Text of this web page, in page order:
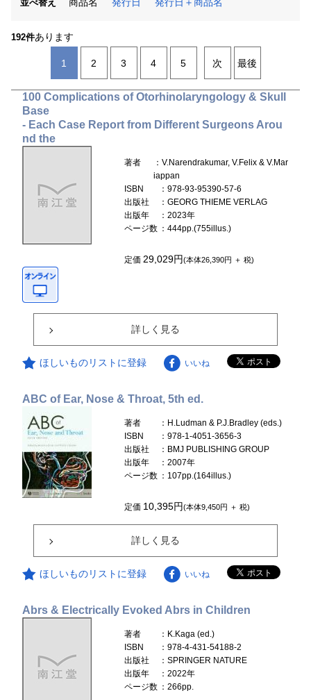
並べ替え
192件あります
1 2 3 4 5 次 最後
100 Complications of Otorhinolaryngology & Skull
Base
- Each Case Report from Different Surgeons Arou
nd the
著者
：V.Narendrakumar, V.Felix & V.Mar
iappan
ISBN
：978-93-95390-57-6
出版社
：GEORG THIEME VERLAG
出版年
：2023年
ページ数 ：444pp.(755illus.)
定価29,029円(本体26,390円 ＋ 税)
詳しく見る
ほしいものリストに登録 いいね
ABC of Ear, Nose & Throat, 5th ed.
著者
：H.Ludman & P.J.Bradley (eds.)
ISBN
：978-1-4051-3656-3
出版社
：BMJ PUBLISHING GROUP
出版年
：2007年
ページ数 ：107pp.(164illus.)
定価 10,395円(本体9,450円 ＋ 税)
詳しく見る
ほしいものリストに登録 いいね
Abrs & Electrically Evoked Abrs in Children
著者
：K.Kaga (ed.)
ISBN
：978-4-431-54188-2
出版社
：SPRINGER NATURE
出版年
：2022年
ページ数 ：266pp.